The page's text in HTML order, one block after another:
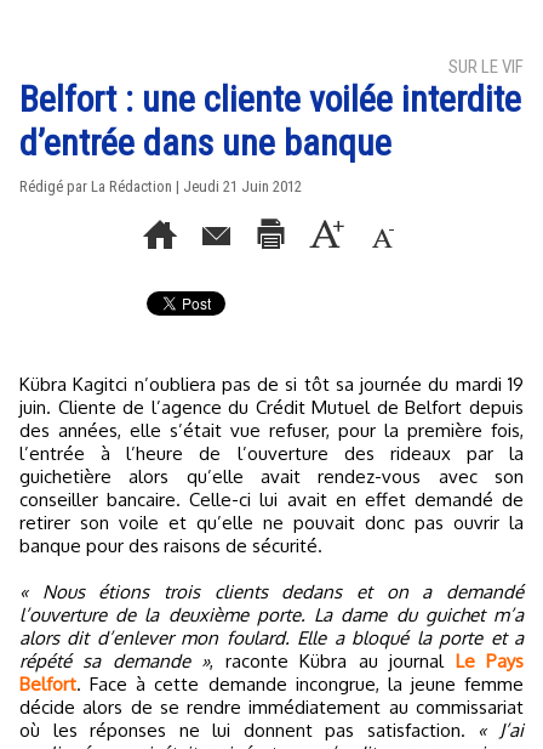
SUR LE VIF
Belfort : une cliente voilée interdite
d’entrée dans une banque
Rédigé par La Rédaction | Jeudi 21 Juin 2012
Kübra Kagitci n’oubliera pas de si tôt sa journée du mardi 19
juin. Cliente de l’agence du Crédit Mutuel de Belfort depuis
des années, elle s’était vue refuser, pour la première fois,
l’entrée à l’heure de l’ouverture des rideaux par la
guichetière alors qu’elle avait rendez-vous avec son
conseiller bancaire. Celle-ci lui avait en effet demandé de
retirer son voile et qu’elle ne pouvait donc pas ouvrir la
banque pour des raisons de sécurité.
« Nous étions trois clients dedans et on a demandé
l’ouverture de la deuxième porte. La dame du guichet m’a
alors dit d’enlever mon foulard. Elle a bloqué la porte et a
répété sa demande », raconte Kübra au journal Le Pays
Belfort. Face à cette demande incongrue, la jeune femme
décide alors de se rendre immédiatement au commissariat
où les réponses ne lui donnent pas satisfaction. « J’ai